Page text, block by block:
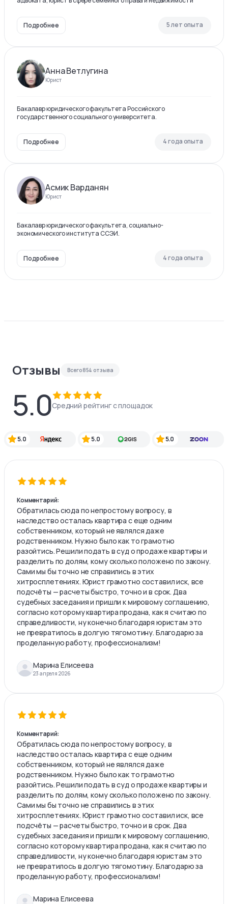
Подробнее 5 лет опыта
Анна Ветлугина
Юрист
Бакалавр юридического факультета Российского
государственного социального университета.
Подробнее 4 года опыта
Асмик Варданян
Юрист
Бакалавр юридического факультета, социально-
экономического института ССЭИ.
Подробнее 4 года опыта
Отзывы Всего854 отзыва
5.0Средний рейтинг с площадок
5.0 5.0 5.0
Комментарий:
Обратилась сюда по непростому вопросу, в
наследство осталась квартира с еще одним
собственником, который не являлся даже
родственником. Нужно было как то грамотно
разойтись. Решили подать в суд о продаже квартиры и
разделить по долям, кому сколько положено по закону.
Сами мы бы точно не справились в этих
хитросплетениях. Юрист грамотно составил иск, все
подсчёты — расчеты быстро, точно и в срок. Два
судебных заседания и пришли к мировому соглашению,
согласно которому квартира продана, как я считаю по
справедливости, ну конечно благодаря юристам это
не превратилось в долгую тягомотину. Благодарю за
проделанную работу, профессионализм!
Марина Елисеева
23 апреля 2026
Комментарий:
Обратилась сюда по непростому вопросу, в
наследство осталась квартира с еще одним
собственником, который не являлся даже
родственником. Нужно было как то грамотно
разойтись. Решили подать в суд о продаже квартиры и
разделить по долям, кому сколько положено по закону.
Сами мы бы точно не справились в этих
хитросплетениях. Юрист грамотно составил иск, все
подсчёты — расчеты быстро, точно и в срок. Два
судебных заседания и пришли к мировому соглашению,
согласно которому квартира продана, как я считаю по
справедливости, ну конечно благодаря юристам это
не превратилось в долгую тягомотину. Благодарю за
проделанную работу, профессионализм!
Марина Елисеева